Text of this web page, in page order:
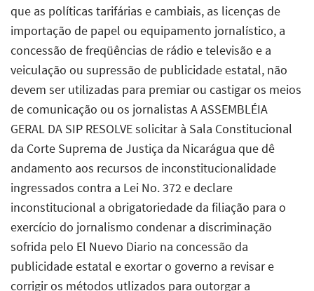
que as políticas tarifárias e cambiais, as licenças de
importação de papel ou equipamento jornalístico, a
concessão de freqüências de rádio e televisão e a
veiculação ou supressão de publicidade estatal, não
devem ser utilizadas para premiar ou castigar os meios
de comunicação ou os jornalistas A ASSEMBLÉIA
GERAL DA SIP RESOLVE solicitar à Sala Constitucional
da Corte Suprema de Justiça da Nicarágua que dê
andamento aos recursos de inconstitucionalidade
ingressados contra a Lei No. 372 e declare
inconstitucional a obrigatoriedade da filiação para o
exercício do jornalismo condenar a discriminação
sofrida pelo El Nuevo Diario na concessão da
publicidade estatal e exortar o governo a revisar e
corrigir os métodos utlizados para outorgar a